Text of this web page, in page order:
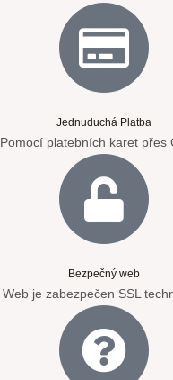
Jednuduchá Platba
Pomocí platebních karet přes
Bezpečný web
Web je zabezpečen SSL